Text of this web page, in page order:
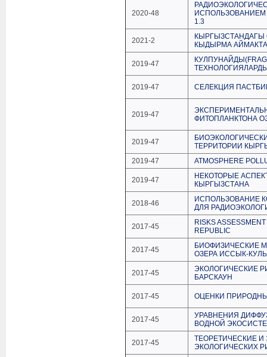
2020-48
ИСПОЛЬЗОВАНИЕМ
1.3
2021-2
КЫРГЫЗСТАНДАГЫ
КЫДЫРМА
2019-47
2019-47 СЕЛЕКЦИЯ
2019-47
ФИТОПЛАНКТОНА
2019-47
ТЕРРИТОРИИ
2019-47
ATMOSPHERE
2019-47
НЕКОТОРЫЕ
КЫРГЫЗСТАНА
2018-46
ИСПОЛЬЗОВАНИЕ
ДЛЯ
2017-45
RISKS
REPUBLIC
2017-45
БИОФИЗИЧЕСКИЕ
ОЗЕРА ИССЫК-КУЛЬ
2017-45
ЭКОЛОГИЧЕСКИЕ
БАРСКАУН
2017-45 ОЦЕНКИ
2017-45
УРАВНЕНИЯ
ВОДНОЙ
2017-45
ТЕОРЕТИЧЕСКИЕ
ЭКОЛОГИЧЕСКИХ